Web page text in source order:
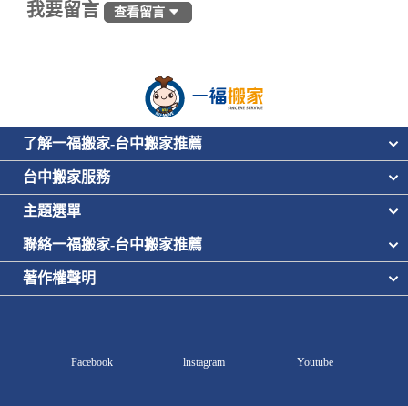
我要留言 查看留言
了解一福搬家-台中搬家推薦
台中搬家服務
主題選單
聯絡一福搬家-台中搬家推薦
著作權聲明
Facebook lnstagram Youtube